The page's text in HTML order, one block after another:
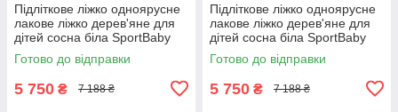
Підліткове ліжко одноярусне
лакове ліжко дерев'яне для
дітей сосна біла SportBaby
"Тиша" (80x160см)
Готово до відправки
5 750 ₴ 7 188 ₴
Підліткове ліжко одноярусне
лакове ліжко дерев'яне для
дітей сосна біла SportBaby
"Тиша" (90x160см)
Готово до відправки
5 750 ₴ 7 188 ₴